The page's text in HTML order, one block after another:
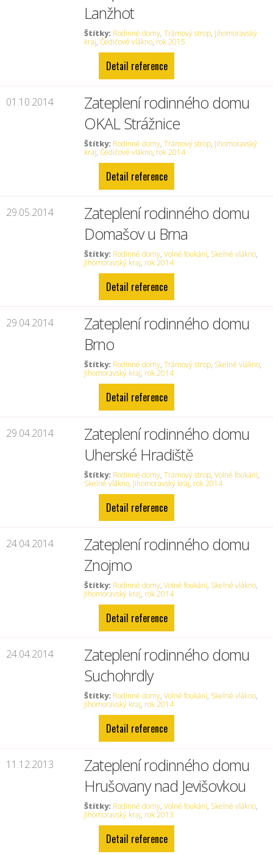
Lanžhot
Štítky: Rodinné domy,Trámový strop, Jihomoravský
kraj,Čedičové vlákno, rok 2015
Detail reference
01.10.2014
Zateplení rodinného domu
OKAL Strážnice
Štítky: Rodinné domy,Trámový strop, Jihomoravský
kraj,Čedičové vlákno, rok 2014
Detail reference
29.05.2014
Zateplení rodinného domu
Domašov u Brna
Štítky: Rodinné domy,Volné foukání, Skelné vlákno,
Jihomoravský kraj, rok 2014
Detail reference
29.04.2014
Zateplení rodinného domu
Brno
Štítky: Rodinné domy,Trámový strop, Skelné vlákno,
Jihomoravský kraj, rok 2014
Detail reference
29.04.2014
Zateplení rodinného domu
Uherské Hradiště
Štítky: Rodinné domy,Trámový strop,Volné foukání,
Skelné vlákno, Jihomoravský kraj, rok 2014
Detail reference
24.04.2014
Zateplení rodinného domu
Znojmo
Štítky: Rodinné domy,Volné foukání, Skelné vlákno,
Jihomoravský kraj, rok 2014
Detail reference
24.04.2014
Zateplení rodinného domu
Suchohrdly
Štítky: Rodinné domy,Volné foukání, Skelné vlákno,
Jihomoravský kraj, rok 2014
Detail reference
11.12.2013
Zateplení rodinného domu
Hrušovany nad Jevišovkou
Štítky: Rodinné domy,Volné foukání, Skelné vlákno,
Jihomoravský kraj, rok 2013
Detail reference